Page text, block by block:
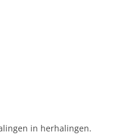
in herhalingen.